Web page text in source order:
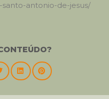
antonio-de-jesus/